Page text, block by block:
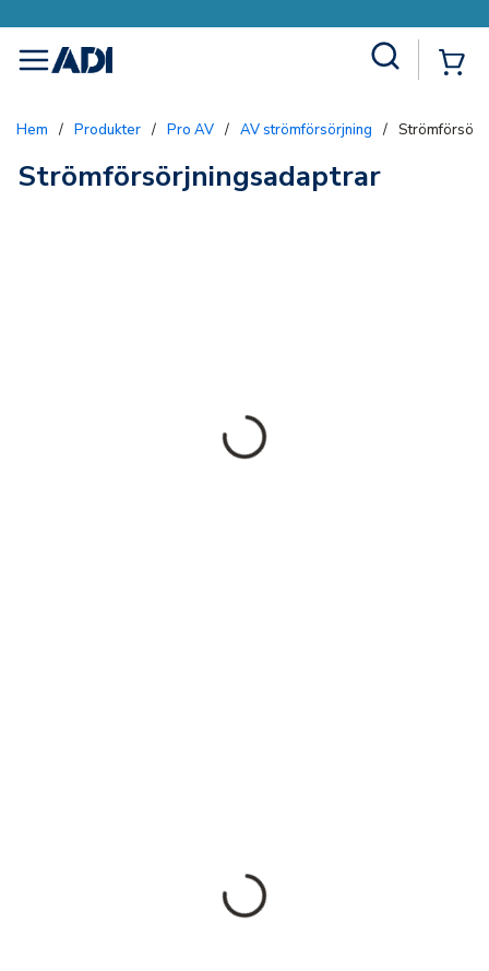
menu
Hem / Produkter / Pro AV / AV strömförsörjning /
Strömförsörjningsadaptrar